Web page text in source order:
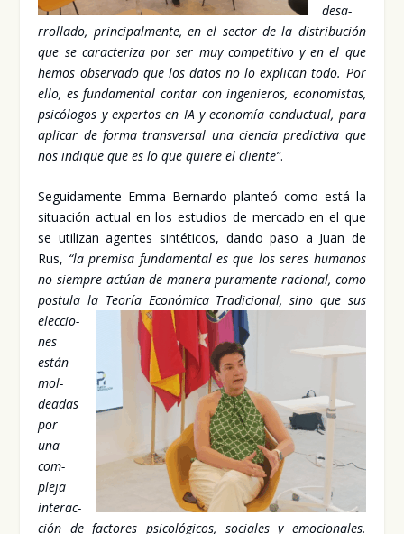
desa­
rro­lla­do, prin­ci­pal­men­te, en el sec­tor de la dis­tri­bu­ción
que se carac­te­ri­za por ser muy com­pe­ti­ti­vo y en el que
hemos obser­va­do que los datos no lo expli­can todo. Por
ello, es fun­da­men­tal con­tar con inge­nie­ros, eco­no­mis­tas,
psi­có­lo­gos y exper­tos en IA y eco­no­mía con­duc­tual, para
apli­car de for­ma trans­ver­sal una cien­cia pre­dic­ti­va que
nos indi­que que es lo que quie­re el clien­te”.
Segui­da­men­te Emma Ber­nar­do plan­teó como está la
situa­ción actual en los estu­dios de mer­ca­do en el que
se uti­li­zan agen­tes sin­té­ti­cos, dan­do paso a Juan de
Rus, “la pre­mi­sa fun­da­men­tal es que los seres huma­nos
no siem­pre actúan de mane­ra pura­men­te racio­nal, como
pos­tu­la la Teo­ría Eco­nó­mi­caTra­di­cio­nal, sino que sus
elec­cio­
nes
están
mol­
dea­das
por
una
com­
ple­ja
inter­ac­
ción de fac­to­res psi­co­ló­gi­cos, socia­les y emo­cio­na­les.